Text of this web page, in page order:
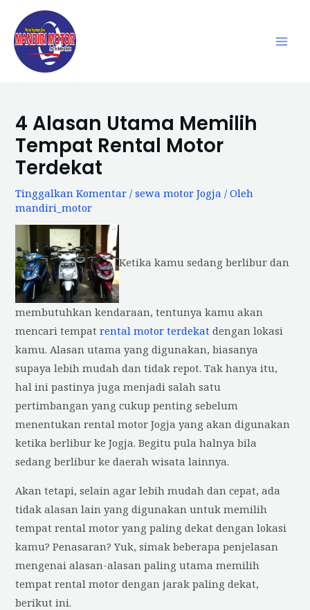
konten
4 Alasan Utama Memilih
Tempat Rental Motor
Terdekat
Tinggalkan Komentar /sewa motor Jogja / Oleh
mandiri_motor
Ketika kamu sedang berlibur dan
membutuhkan kendaraan, tentunya kamu akan
mencari tempatrental motor terdekat dengan lokasi
kamu. Alasan utama yang digunakan, biasanya
supaya lebih mudah dan tidak repot. Tak hanya itu,
hal ini pastinya juga menjadi salah satu
pertimbangan yang cukup penting sebelum
menentukan rental motor Jogja yang akan digunakan
ketika berlibur ke Jogja. Begitu pula halnya bila
sedang berlibur ke daerah wisata lainnya.
Akan tetapi, selain agar lebih mudah dan cepat, ada
tidak alasan lain yang digunakan untuk memilih
tempat rental motor yang paling dekat dengan lokasi
kamu? Penasaran? Yuk, simak beberapa penjelasan
mengenai alasan-alasan paling utama memilih
tempat rental motor dengan jarak paling dekat,
berikut ini.